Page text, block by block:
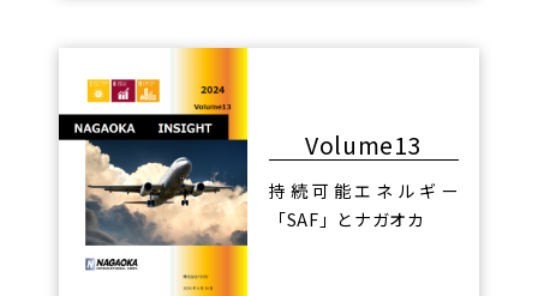
Volume13
持続可能エネルギー
「SAF」とナガオカ